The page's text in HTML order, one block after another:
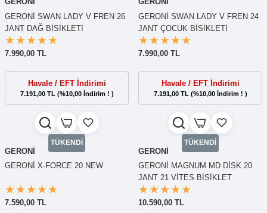
GERONİ SWAN LADY V FREN 26
JANT DAĞ BİSİKLETİ
7.990,00 TL
Havale / EFT İndirimi
7.191,00 TL (%10,00 İndirim ! )
GERONİ SWAN LADY V FREN 24
JANT ÇOCUK BİSİKLETİ
7.990,00 TL
Havale / EFT İndirimi
7.191,00 TL (%10,00 İndirim ! )
TÜKENDİ
GERONİ
GERONİ X-FORCE 20 NEW
7.590,00 TL
TÜKENDİ
GERONİ
GERONİ MAGNUM MD DİSK 20
JANT 21 VİTES BİSİKLET
10.590,00 TL